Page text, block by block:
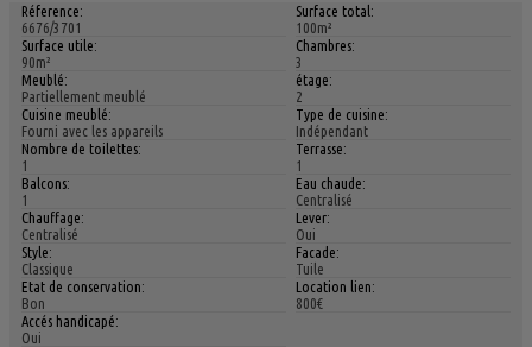
Réference:
6676/3701
Surface total:
100m²
Surface utile:
90m²
Chambres:
3
Meublé:
Partiellement meublé
étage:
2
Cuisine meublé:
Fourni avec les appareils
Type de cuisine:
Indépendant
Nombre de toilettes:
1
Terrasse:
1
Balcons:
1
Eau chaude:
Centralisé
Chauffage:
Centralisé
Lever:
Oui
Style:
Classique
Facade:
Tuile
Etat de conservation:
Bon
Location lien:
800€
Accés handicapé:
Oui